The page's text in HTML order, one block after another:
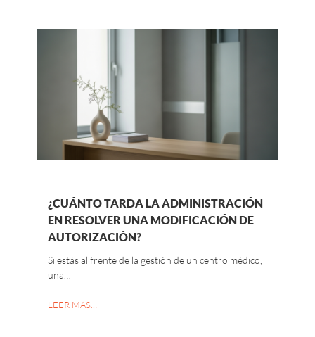
¿CUÁNTO TARDA LA ADMINISTRACIÓN
EN RESOLVER UNA MODIFICACIÓN DE
AUTORIZACIÓN?
Si estás al frente de la gestión de un centro médico,
una…
LEER MAS…